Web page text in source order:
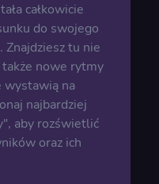
całkowicie
do swojego
Znajdziesz tu nie
nowe rytmy
wystawią na
najbardziej
aby rozświetlić
oraz ich